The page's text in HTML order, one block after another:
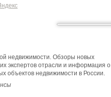
недвижимости. Обзоры новых
экспертов отрасли и информация о
объектов недвижимости в России.